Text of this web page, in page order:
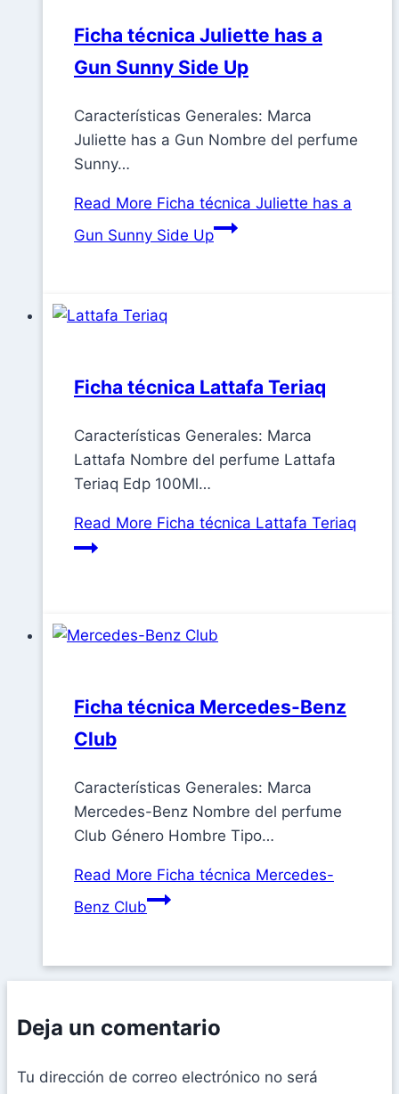
Ficha técnica Juliette has a
Gun Sunny Side Up
Características Generales: Marca
Juliette has a Gun Nombre del perfume
Sunny…
Read More Ficha técnica Juliette has a
Gun Sunny Side Up
Ficha técnica Lattafa Teriaq
Características Generales: Marca
Lattafa Nombre del perfume Lattafa
Teriaq Edp 100Ml…
Read More Ficha técnica Lattafa Teriaq
Ficha técnica Mercedes-Benz
Club
Características Generales: Marca
Mercedes-Benz Nombre del perfume
Club Género Hombre Tipo…
Read More Ficha técnica Mercedes-
Benz Club
Deja un comentario
Tu dirección de correo electrónico no será